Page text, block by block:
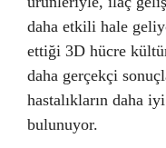
daha etkili hale
ettiği 3D hücre
daha gerçekçi
hastalıkların daha
bulunuyor.